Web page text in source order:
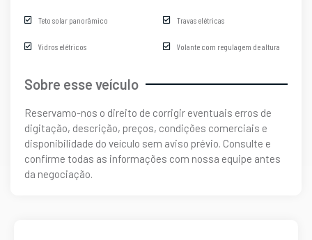
Teto solar panorâmico Travas elétricas
Vidros elétricos Volante com regulagem de altura
Sobre esse veículo
Reservamo-nos o direito de corrigir eventuais erros de
digitação, descrição, preços, condições comerciais e
disponibilidade do veículo sem aviso prévio. Consulte e
confirme todas as informações com nossa equipe antes
da negociação.